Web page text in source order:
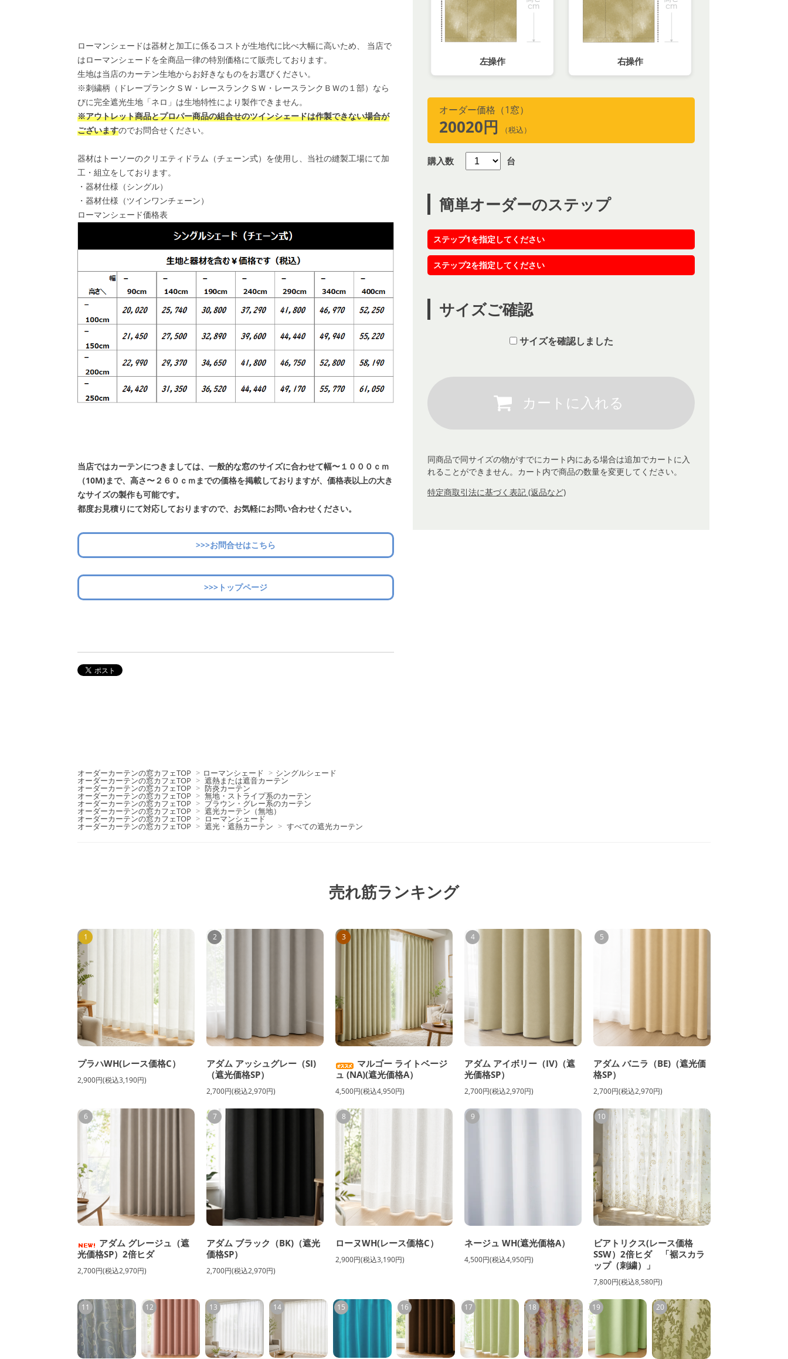
ローマンシェードは器材と加工に係るコストが生地代に比べ大幅に高いため、 当店で
はローマンシェードを全商品一律の特別価格にて販売しております。
生地は当店のカーテン生地からお好きなものをお選びください。
※刺繍柄（ドレープランクＳＷ・レースランクＳＷ・レースランクＢＷの１部）なら
びに完全遮光生地「ネロ」は生地特性により製作できません。
※アウトレット商品とプロパー商品の組合せのツインシェードは作製できない場合が
ございますのでお問合せください。
器材はトーソーのクリエティドラム（チェーン式）を使用し、当社の縫製工場にて加
工・組立をしております。
・ 器材仕様（シングル）
・ 器材仕様（ツインワンチェーン）
ローマンシェード価格表
当店ではカーテンにつきましては、一般的な窓のサイズに合わせて幅〜１０００ｃｍ
（10M)まで、高さ〜２６０ｃｍまでの価格を掲載しておりますが、価格表以上の大き
なサイズの製作も可能です。
都度お見積りにて対応しておりますので、お気軽にお問い合わせください。
>>>お問合せはこちら
>>>トップページ
左操作 右操作
オーダー価格（1窓）
20020円 （税込）
購入数 台
簡単オーダーのステップ
ステップ1を指定してください
ステップ2を指定してください
サイズご確認
サイズを確認しました
同商品で同サイズの物がすでにカート内にある場合は追加でカートに入
れることができません。カート内で商品の数量を変更してください。
特定商取引法に基づく表記 (返品など)
オーダーカーテンの窓カフェTOP > ローマンシェード > シングルシェード
オーダーカーテンの窓カフェTOP > 遮熱または遮音カーテン
オーダーカーテンの窓カフェTOP > 防炎カーテン
オーダーカーテンの窓カフェTOP > 無地・ストライプ系のカーテン
オーダーカーテンの窓カフェTOP > ブラウン・グレー系のカーテン
オーダーカーテンの窓カフェTOP > 遮光カーテン（無地）
オーダーカーテンの窓カフェTOP > ローマンシェード
オーダーカーテンの窓カフェTOP > 遮光・遮熱カーテン > すべての遮光カーテン
売れ筋ランキング
1
プラハWH(レース価格C）
2,900円(税込3,190円)
2
アダム アッシュグレー（SI)
（遮光価格SP）
2,700円(税込2,970円)
3
マルゴー ライトベージ
ュ (NA)(遮光価格A）
4,500円(税込4,950円)
4
アダム アイボリー（IV)（遮
光価格SP）
2,700円(税込2,970円)
5
アダム バニラ（BE)（遮光価
格SP）
2,700円(税込2,970円)
6
アダム グレージュ（遮
光価格SP）2倍ヒダ
2,700円(税込2,970円)
7
アダム ブラック（BK)（遮光
価格SP）
2,700円(税込2,970円)
8
ローヌWH(レース価格C）
2,900円(税込3,190円)
9
ネージュ WH(遮光価格A）
4,500円(税込4,950円)
10
ビアトリクス(レース価格
SSW）2倍ヒダ 「裾スカラ
ップ（刺繍）」
7,800円(税込8,580円)
11 12 13 14 15 16 17 18 19 20